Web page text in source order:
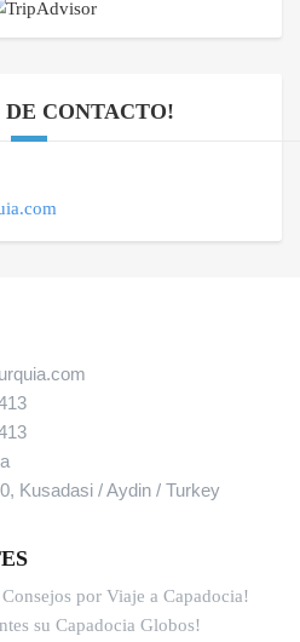
CONTACTO!
Kusadasi / Aydin / Turkey
por Viaje a Capadocia!
su Capadocia Globos!